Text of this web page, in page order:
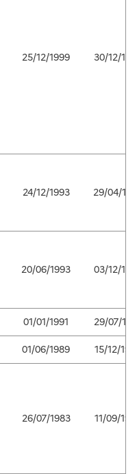
25/12/1999 30/12/
24/12/1993 29/04/
20/06/1993 03/12/
01/01/1991
29/07/
01/06/1989 15/12/
26/07/1983 11/09/